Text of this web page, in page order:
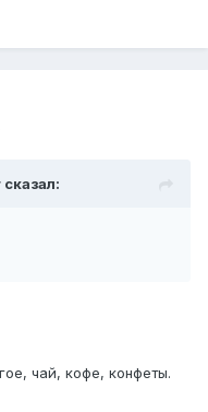
чай, кофе, конфеты.